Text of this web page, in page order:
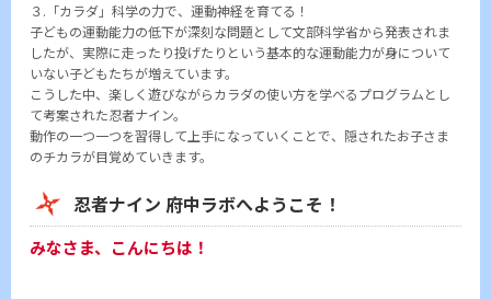
３.「カラダ」科学の力で、運動神経を育てる！
子どもの運動能力の低下が深刻な問題として文部科学省から発表されま
したが、実際に走ったり投げたりという基本的な運動能力が身について
いない子どもたちが増えています。
こうした中、楽しく遊びながらカラダの使い方を学べるプログラムとし
て考案された忍者ナイン。
動作の一つ一つを習得して上手になっていくことで、隠されたお子さま
のチカラが目覚めていきます。
忍者ナイン 府中ラボへようこそ！
みなさま、こんにちは！